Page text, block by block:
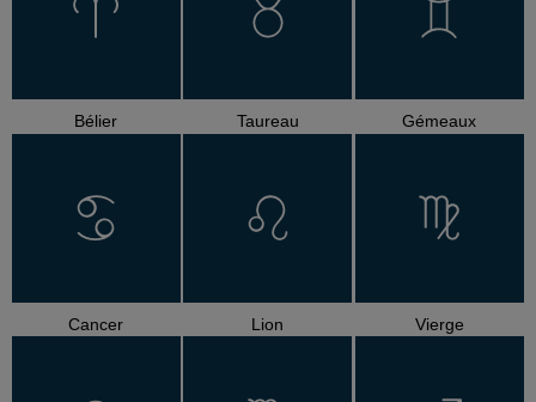
Bélier Taureau Gémeaux
Cancer Lion Vierge